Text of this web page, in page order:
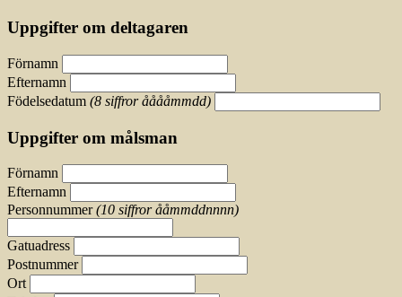
Uppgifter om deltagaren
Förnamn
Efternamn
Födelsedatum (8 siffror ååååmmdd)
Uppgifter om målsman
Förnamn
Efternamn
Personnummer(10 siffror ååmmddnnnn)
Gatuadress
Postnummer
Ort